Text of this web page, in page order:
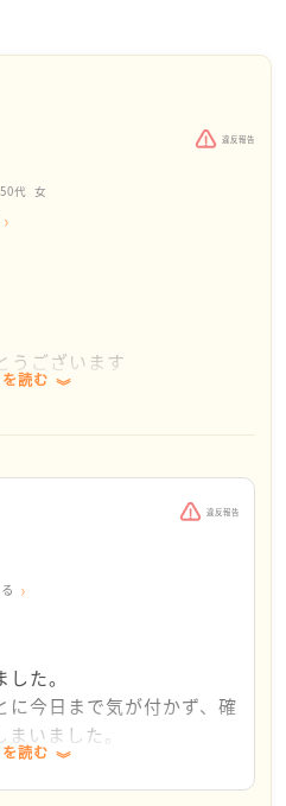
違反報告
50代 女
うございます
し、お2人のこれからのこ
ことだと思います
で、彼が気分を害してしま
かなくなる…としたら、そ
タさんは今の関係を大切に
っしゃるのだと思います
と彼と歩んでいくにあた
ていかなければならないの
って欲しいですね
読む
違反報告
た。
に今日まで気が付かず、確
いました。
、大変申し訳ございません
読む